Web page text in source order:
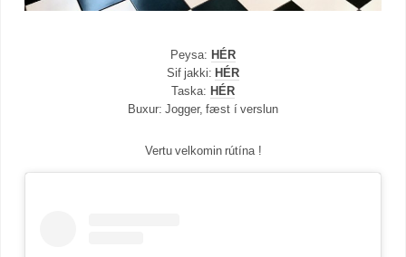
Peysa: HÉR
Sif jakki: HÉR
Taska: HÉR
Buxur: Jogger, fæst í verslun
Vertu velkomin rútína !